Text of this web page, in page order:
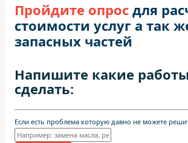
Пройдите опрос для
стоимости услуг а так
запасных частей
Напишите какие
сделать:
Если есть проблема которую давно не можете